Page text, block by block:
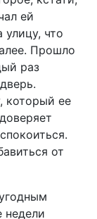
ей
улицу, что
Прошло
раз
который ее
от
недели